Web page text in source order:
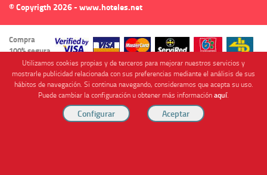
© Copyrigth 2026 - www.hoteles.net
Compra
100% segura
Cofinanciado por
Utilizamos cookies propias y de terceros para mejorar nuestros servicios y
mostrarle publicidad relacionada con sus preferencias mediante el análisis de sus
hábitos de navegación. Si continua navegando, consideramos que acepta su uso.
Puede cambiar la configuración u obtener más informaciónaquí.